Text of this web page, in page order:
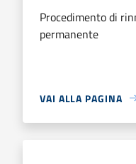
Procedimento di
permanente
VAI ALLA PAGINA